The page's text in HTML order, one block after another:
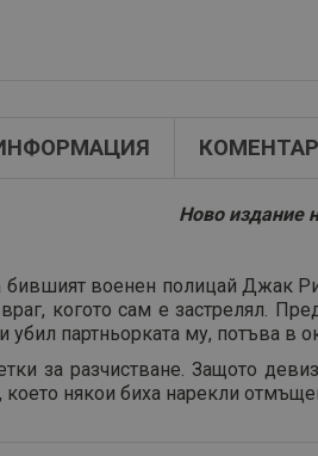
Ново издание
бившият военен полицай Джак
когото сам е застрелял.
убил партньорката му, потъва в
за разчистване. Защото
което някои биха нарекли